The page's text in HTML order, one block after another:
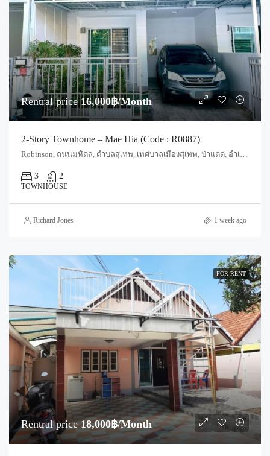
Rentral price16,000฿/Month
2-Story Townhome – Mae Hia (Code : R0887)
3 2
TOWNHOUSE
Richard Jones 1 week ago
FOR RENT
Rentral price18,000฿/Month